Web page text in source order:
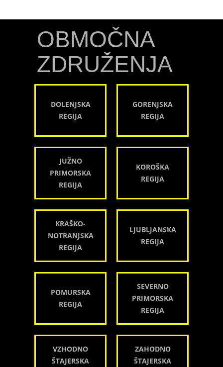
OBMOČNA
ZDRUŽENJA
DOLENJSKA
REGIJA
GORENJSKA
REGIJA
JUŽNO
PRIMORSKA
REGIJA
KOROŠKA
REGIJA
KRAŠKO-
NOTRANJSKA
REGIJA
LJUBLJANSKA
REGIJA
POMURSKA
REGIJA
SEVERNO
PRIMORSKA
REGIJA
VZHODNO
ŠTAJERSKA
ZAHODNO
ŠTAJERSKA